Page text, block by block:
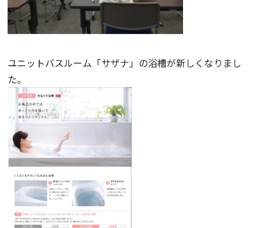
ユニットバスルーム「サザナ」の浴槽が新しくなりまし
た。